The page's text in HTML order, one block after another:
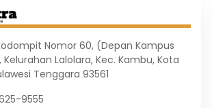
Nomor 60, (Depan Kampus
Kelurahan Lalolara, Kec. Kambu, Kota
Tenggara 93561
9555